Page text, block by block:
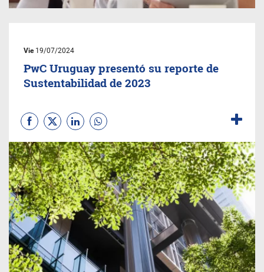
Vie19/07/2024
PwC Uruguay presentó su reporte de
Sustentabilidad de 2023